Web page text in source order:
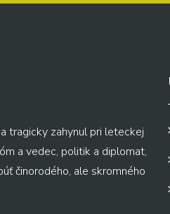
tragicky zahynul pri leteckej
a vedec, politik a diplomat,
činorodého, ale skromného